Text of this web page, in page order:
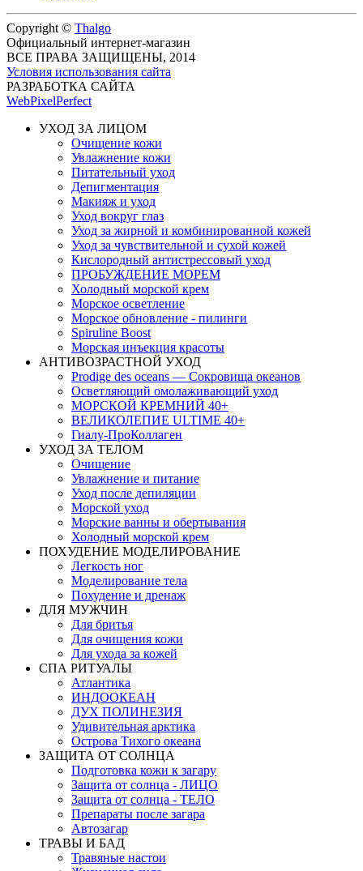
Copyright © Thalgo
Официальный интернет-магазин
ВСЕ ПРАВА ЗАЩИЩЕНЫ, 2014
Условия использования сайта
РАЗРАБОТКА САЙТА
WebPixelPerfect
УХОД ЗА ЛИЦОМ
Очищение кожи
Увлажнение кожи
Питательный уход
Депигментация
Макияж и уход
Уход вокруг глаз
Уход за жирной и комбинированной кожей
Уход за чувствительной и сухой кожей
Кислородный антистрессовый уход
ПРОБУЖДЕНИЕ МОРЕМ
Холодный морской крем
Морское осветление
Морское обновление - пилинги
Spiruline Boost
Морская инъекция красоты
АНТИВОЗРАСТНОЙ УХОД
Prodige des oceans — Сокровища океанов
Осветляющий омолаживающий уход
МОРСКОЙ КРЕМНИЙ 40+
ВЕЛИКОЛЕПИЕ ULTIME 40+
Гиалу-ПроКоллаген
УХОД ЗА ТЕЛОМ
Очищение
Увлажнение и питание
Уход после депиляции
Морской уход
Морские ванны и обертывания
Холодный морской крем
ПОХУДЕНИЕ МОДЕЛИРОВАНИЕ
Легкость ног
Моделирование тела
Похудение и дренаж
ДЛЯ МУЖЧИН
Для бритья
Для очищения кожи
Для ухода за кожей
СПА РИТУАЛЫ
Атлантика
ИНДООКЕАН
ДУХ ПОЛИНЕЗИЯ
Удивительная арктика
Острова Тихого океана
ЗАЩИТА ОТ СОЛНЦА
Подготовка кожи к загару
Защита от солнца - ЛИЦО
Защита от солнца - ТЕЛО
Препараты после загара
Автозагар
ТРАВЫ И БАД
Травяные настои